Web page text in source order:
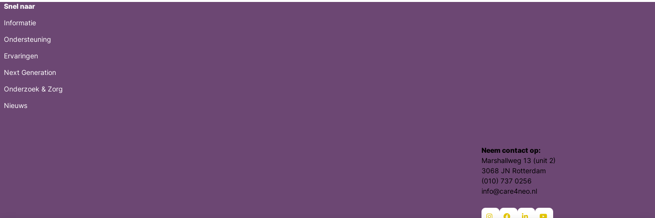
Snel naar
Informatie
Ondersteuning
Ervaringen
Next Generation
Onderzoek & Zorg
Nieuws
Neem contact op:
Marshallweg 13 (unit 2)
3068 JN Rotterdam
(010) 737 0256
info@care4neo.nl